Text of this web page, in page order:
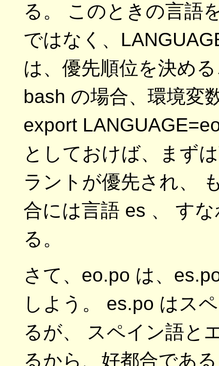
る。 このときの言語
ではなく、
は、優先順位を決め
bash の場合、環境変
export
としておけば、まず
ラントが優先され、
合には言語 es 、 す
る。
さて、eo.po は、
しよう。 es.po はス
るが、 スペイン語と
るから、好都合であ